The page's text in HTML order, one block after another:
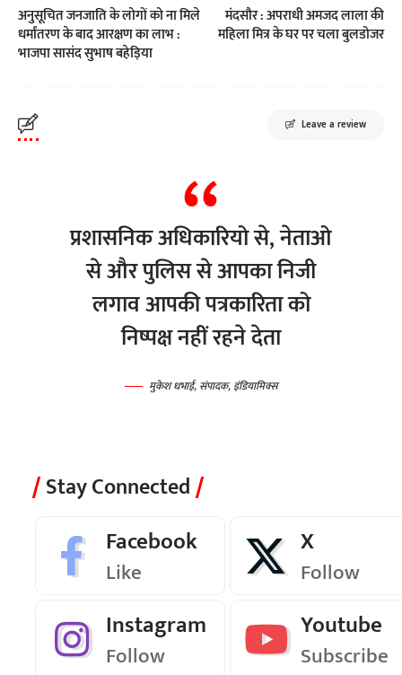
अनुसूचित जनजाति के लोगों को ना मिले
धर्मांतरण के बाद आरक्षण का लाभ :
भाजपा सासंद सुभाष बहेड़िया
मंदसौर : अपराधी अमजद लाला की
महिला मित्र के घर पर चला बुलडोजर
Leave a review
प्रशासनिक अधिकारियो से, नेताओ
से और पुलिस से आपका निजी
लगाव आपकी पत्रकारिता को
निष्पक्ष नहीं रहने देता
मुकेश धभाई, संपादक, इंडियामिक्स
Stay Connected
Facebook
Like
X
Follow
Instagram
Follow
Youtube
Subscribe